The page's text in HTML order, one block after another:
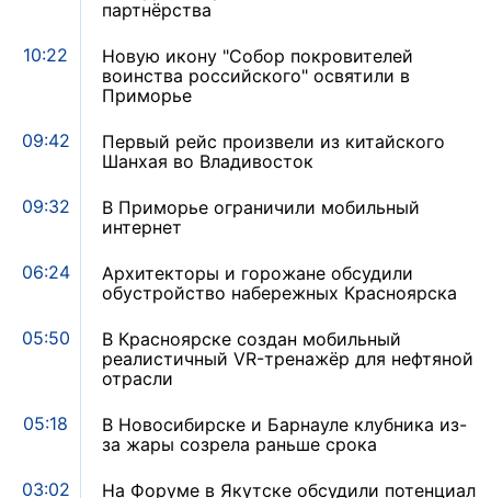
партнёрства
10:22
Новую икону "Собор покровителей
воинства российского" освятили в
Приморье
09:42
Первый рейс произвели из китайского
Шанхая во Владивосток
09:32
В Приморье ограничили мобильный
интернет
06:24
Архитекторы и горожане обсудили
обустройство набережных Красноярска
05:50
В Красноярске создан мобильный
реалистичный VR-тренажёр для нефтяной
отрасли
05:18
В Новосибирске и Барнауле клубника из-
за жары созрела раньше срока
03:02
На Форуме в Якутске обсудили потенциал